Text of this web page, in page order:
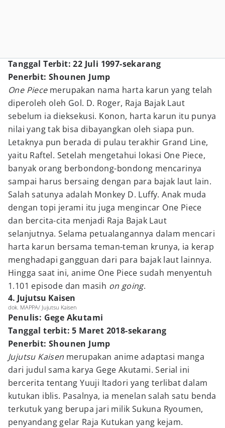
Tanggal Terbit: 22 Juli 1997-sekarang
Penerbit: Shounen Jump
One Piecemerupakan nama harta karun yang telah
diperoleh oleh Gol. D. Roger, Raja Bajak Laut
sebelum ia dieksekusi. Konon, harta karun itu punya
nilai yang tak bisa dibayangkan oleh siapa pun.
Letaknya pun berada di pulau terakhir Grand Line,
yaitu Raftel. Setelah mengetahui lokasi One Piece,
banyak orang berbondong-bondong mencarinya
sampai harus bersaing dengan para bajak laut lain.
Salah satunya adalah Monkey D. Luffy. Anak muda
dengan topi jerami itu juga mengincar One Piece
dan bercita-cita menjadi Raja Bajak Laut
selanjutnya. Selama petualangannya dalam mencari
harta karun bersama teman-teman krunya, ia kerap
menghadapi gangguan dari para bajak laut lainnya.
Hingga saat ini, anime One Piece sudah menyentuh
1.101 episode dan masih on going.
4. Jujutsu Kaisen
dok. MAPPA/ Jujutsu Kaisen
Penulis: Gege Akutami
Tanggal terbit: 5 Maret 2018-sekarang
Penerbit: Shounen Jump
Jujutsu Kaisen merupakan anime adaptasi manga
dari judul sama karya Gege Akutami. Serial ini
bercerita tentang Yuuji Itadori yang terlibat dalam
kutukan iblis. Pasalnya, ia menelan salah satu benda
terkutuk yang berupa jari milik Sukuna Ryoumen,
penyandang gelar Raja Kutukan yang kejam.